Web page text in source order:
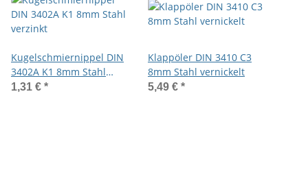
Kugelschmiernippel DIN
3402A K1 8mm Stahl
verzinkt
1,31 € *
Klappöler DIN 3410 C3
8mm Stahl vernickelt
5,49 € *